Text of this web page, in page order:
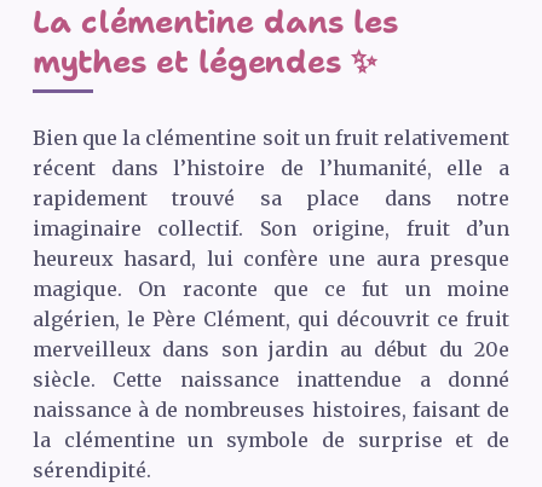
La clémentine dans les
mythes et légendes ✨
Bien que la clémentine soit un fruit relativement
récent dans l’histoire de l’humanité, elle a
rapidement trouvé sa place dans notre
imaginaire collectif. Son origine, fruit d’un
heureux hasard, lui confère une aura presque
magique. On raconte que ce fut un moine
algérien, le Père Clément, qui découvrit ce fruit
merveilleux dans son jardin au début du 20e
siècle. Cette naissance inattendue a donné
naissance à de nombreuses histoires, faisant de
la clémentine un symbole de surprise et de
sérendipité.